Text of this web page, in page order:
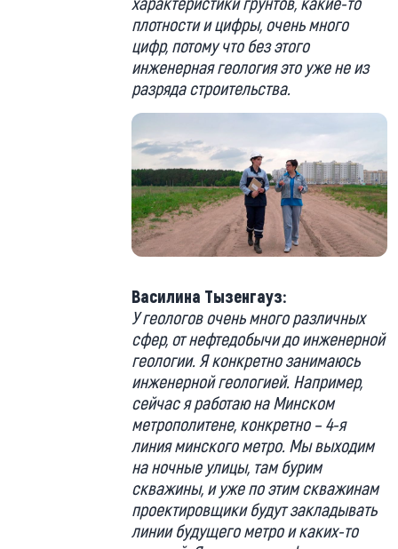
плотности и цифры, очень много
цифр, потому что без этого
инженерная геология это уже не из
разряда строительства.
Василина Тызенгауз:
У геологов очень много различных
сфер, от нефтедобычи до инженерной
геологии. Я конкретно занимаюсь
инженерной геологией. Например,
сейчас я работаю на Минском
метрополитене, конкретно – 4-я
линия минского метро. Мы выходим
на ночные улицы, там бурим
скважины, и уже по этим скважинам
проектировщики будут закладывать
линии будущего метро и каких-то